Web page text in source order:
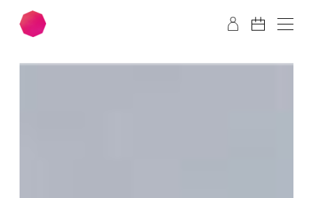
Zum Hauptinhalt springen Zum Footer springen